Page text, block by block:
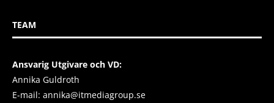
TEAM
Ansvarig Utgivare och VD:
Annika Guldroth
E-mail: annika@itmediagroup.se